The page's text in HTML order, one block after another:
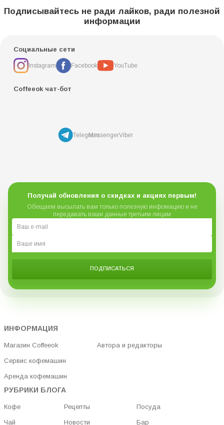
Подписывайтесь не ради лайков, ради полезной
информации
Социальные сети
Instagram Facebook YouTube
Coffeeok чат-бот
Получай обновления о скидках и акциях первым!
ПОДПИСАТЬСЯ
Магазин Coffeeok
РУБРИКИ БЛОГА
Кофе
Чай
Обжарка
Новости
Кофемашины
Посуда
Общие вопросы:
support@coffeeok.ua